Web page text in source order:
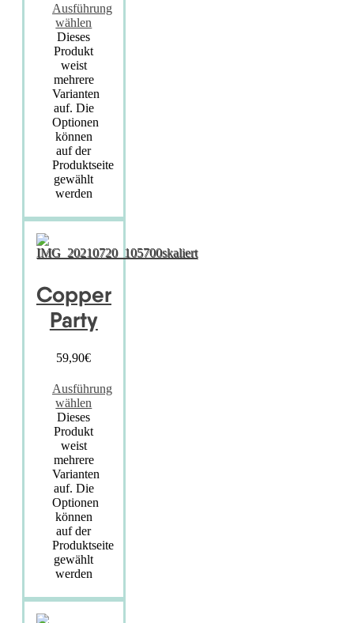
Ausführung
wählen
Dieses
Produkt
weist
mehrere
Varianten
auf. Die
Optionen
können
auf der
Produktseite
gewählt
werden
Copper
Party
59,90€
Ausführung
wählen
Dieses
Produkt
weist
mehrere
Varianten
auf. Die
Optionen
können
auf der
Produktseite
gewählt
werden